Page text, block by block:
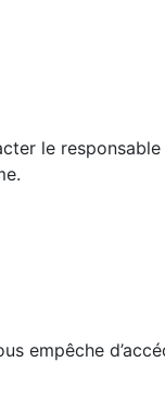
le
empêche